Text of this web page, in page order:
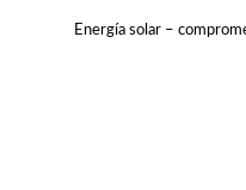
Energía solar –